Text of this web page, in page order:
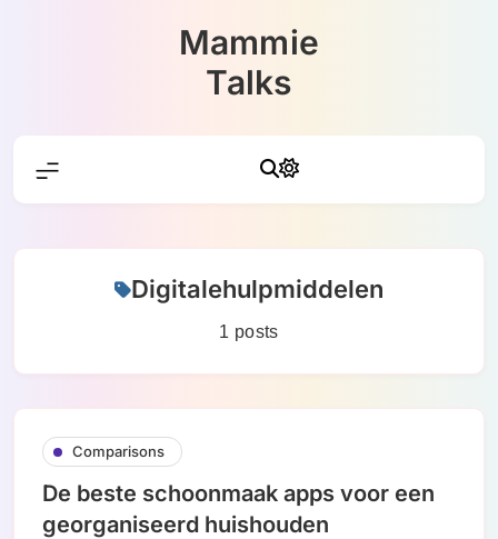
Mammie
Talks
Digitalehulpmiddelen
1 posts
Comparisons
De beste schoonmaak apps voor een
georganiseerd huishouden